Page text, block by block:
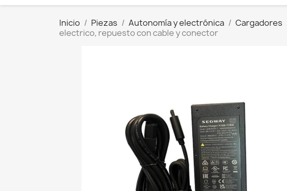
Inicio Piezas Autonomía y electrónica Cargadores
electrico, repuesto con cable y conector